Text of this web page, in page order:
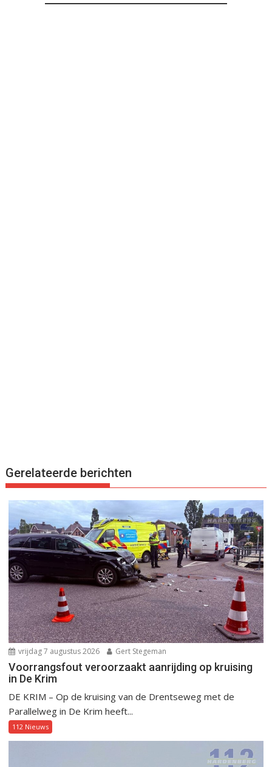
Gerelateerde berichten
vrijdag 7 augustus 2026 Gert Stegeman
Voorrangsfout veroorzaakt aanrijding op kruising
in De Krim
DE KRIM – Op de kruising van de Drentseweg met de
Parallelweg in De Krim heeft...
112 Nieuws